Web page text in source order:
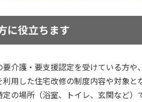
に役立ちます
要介護・要支援認定を受けている方
利用した住宅改修の制度内容や対象と
定の場所（浴室、トイレ、玄関など